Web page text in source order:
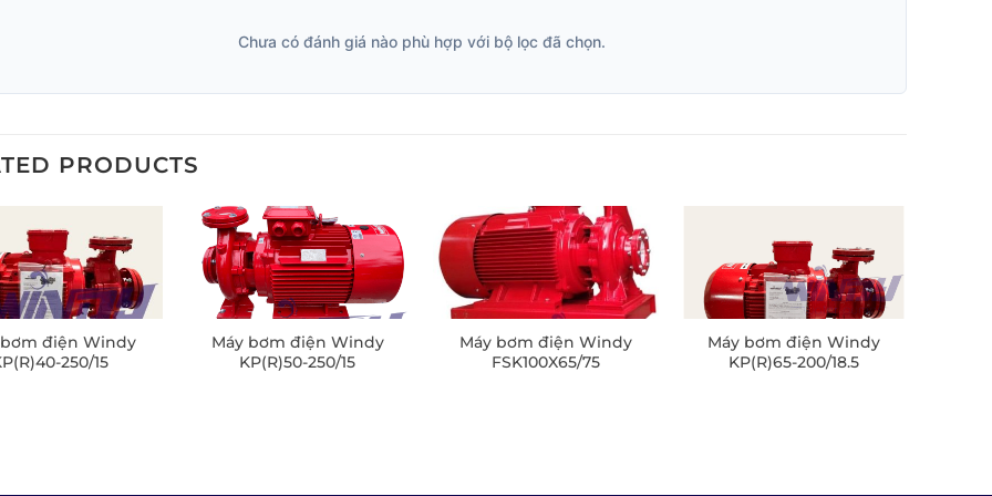
Chưa có đánh giá nào phù hợp với bộ lọc đã chọn.
PRODUCTS
bơm điện Windy
250/15
Máy bơm điện Windy
KP(R)50-250/15
Máy bơm điện Windy
FSK100X65/75
Máy bơm điện Windy
KP(R)65-200/18.5